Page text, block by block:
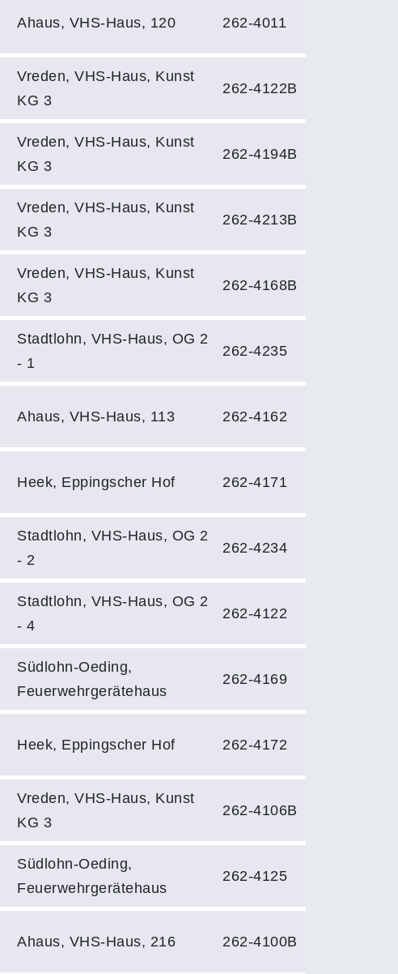
Ahaus, VHS-Haus, 120 262-4011
Vreden, VHS-Haus, Kunst
KG 3
262-4122B
Vreden, VHS-Haus, Kunst
KG 3
262-4194B
Vreden, VHS-Haus, Kunst
KG 3
262-4213B
Vreden, VHS-Haus, Kunst
KG 3
262-4168B
Stadtlohn, VHS-Haus, OG 2
- 1
262-4235
Ahaus, VHS-Haus, 113 262-4162
Heek, Eppingscher Hof 262-4171
Stadtlohn, VHS-Haus, OG 2
- 2
262-4234
Stadtlohn, VHS-Haus, OG 2
- 4
262-4122
Südlohn-Oeding,
Feuerwehrgerätehaus
262-4169
Heek, Eppingscher Hof 262-4172
Vreden, VHS-Haus, Kunst
KG 3
262-4106B
Südlohn-Oeding,
Feuerwehrgerätehaus
262-4125
Ahaus, VHS-Haus, 216 262-4100B